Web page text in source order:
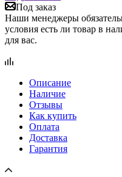
Описание
Оплата
Доставка
Гарантия